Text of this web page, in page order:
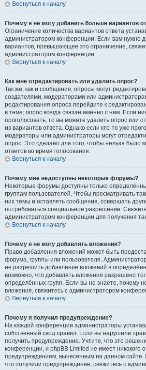
Вернуться к началу
Почему я не могу добавить больше вариантов
Ограничение количества вариантов ответа
администратором конференции. Если вам нужно
вариантов, превышающее это ограничение,
администратором конференции.
Вернуться к началу
Как мне отредактировать или удалить опрос?
Так же, как и сообщения, опросы могут
создателями, модераторами или
редактирования опроса перейдите к
в теме; опрос всегда связан именно с ним. Если
проголосовать, то вы можете удалить опрос или
из вариантов ответа. Однако если кто-то уже
модераторы или администраторы могут
опрос. Это сделано для того, чтобы нельзя было
ответов во время голосования.
Вернуться к началу
Почему мне недоступны некоторые форумы?
Некоторые форумы доступны только
группам пользователей. Чтобы просматривать
них темы и оставлять сообщения, совершать
потребоваться специальное разрешение.
администратором конференции для получения
Вернуться к началу
Почему я не могу добавлять вложения?
Право добавления вложений может быть
форума, группы или пользователя.
не разрешить добавление вложений в
возможно, что добавлять вложения разрешено
определённых групп. Если вы не знаете, почему
вложения, свяжитесь с администратором
Вернуться к началу
Почему я получил предупреждение?
На каждой конференции администраторы
собственный свод правил. Если вы нарушили
получить предупреждение. Учтите, что это
конференции, и phpBB Limited не имеет никакого
предупреждениям, вынесенным на данном сайте.
что получили предупреждение, свяжитесь с